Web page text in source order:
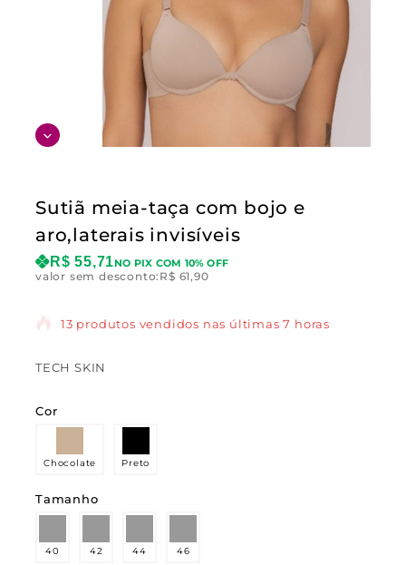
Sutiã meia-taça com bojo e
aro,laterais invisíveis
R$ 55,71NO PIX COM 10% OFF
valor sem desconto: R$ 61,90
13 produtos vendidos nas últimas 7 horas
TECH SKIN
Cor
Chocolate Preto
Tamanho
40 42 44 46